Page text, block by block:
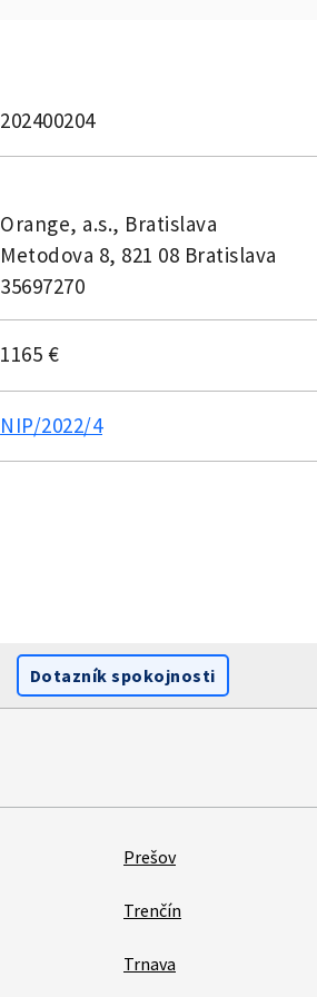
202400204
Orange, a.s., Bratislava
Metodova 8, 821 08 Bratislava
35697270
1165 €
NIP/2022/4
Dotazník spokojnosti
Prešov
Trenčín
Trnava